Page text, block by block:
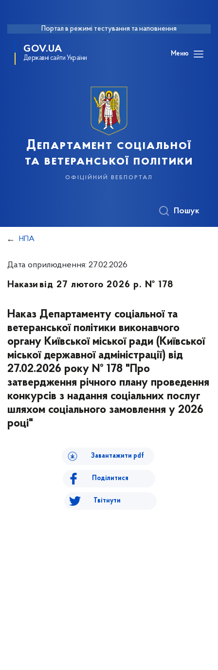
Портал в режимі тестування та наповнення
GOV.UA
Державні сайти України
Меню
Департамент соціальної
та ветеранської політики
офіційний вебпортал
Пошук
НПА
Дата оприлюднення: 27.02.2026
Накази від 27 лютого 2026 р. № 178
Наказ Департаменту соціальної та
ветеранської політики виконавчого
органу Київської міської ради (Київської
міської державної адміністрації) від
27.02.2026 року № 178 "Про
затвердження річного плану проведення
конкурсів з надання соціальних послуг
шляхом соціального замовлення у 2026
році"
Завантажити pdf
Поділитися
Твітнути